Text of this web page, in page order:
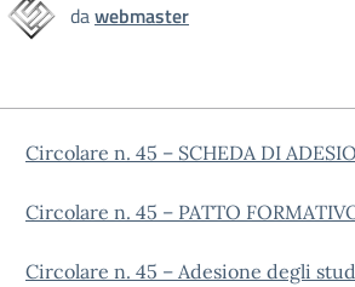
dawebmaster
Circolare n. 45 – SCHEDA DI
Circolare n. 45 – PATTO
Circolare n. 45 – Adesione degli